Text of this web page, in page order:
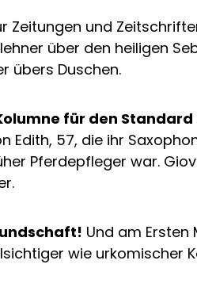
Zeitungen und
über den heiligen
übers Duschen.
für den
Edith, 57, die ihr
Pferdepfleger war.
Und am Ersten
wie urkomischer